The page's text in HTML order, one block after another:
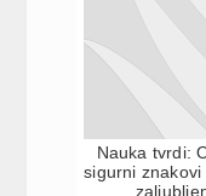
Nauka tvrdi:
sigurni znakovi